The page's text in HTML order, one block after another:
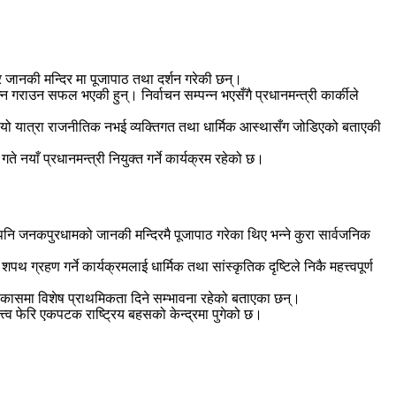
मन्दिर मा पूजापाठ तथा दर्शन गरेकी छन्।
गराउन सफल भएकी हुन्। निर्वाचन सम्पन्न भएसँगै प्रधानमन्त्री कार्कीले
यात्रा राजनीतिक नभई व्यक्तिगत तथा धार्मिक आस्थासँग जोडिएको बताएकी
प्रधानमन्त्री नियुक्त गर्ने कार्यक्रम रहेको छ।
जनकपुरधामको जानकी मन्दिरमै पूजापाठ गरेका थिए भन्ने कुरा सार्वजनिक
ग्रहण गर्ने कार्यक्रमलाई धार्मिक तथा सांस्कृतिक दृष्टिले निकै महत्त्वपूर्ण
विशेष प्राथमिकता दिने सम्भावना रहेको बताएका छन्।
फेरि एकपटक राष्ट्रिय बहसको केन्द्रमा पुगेको छ।